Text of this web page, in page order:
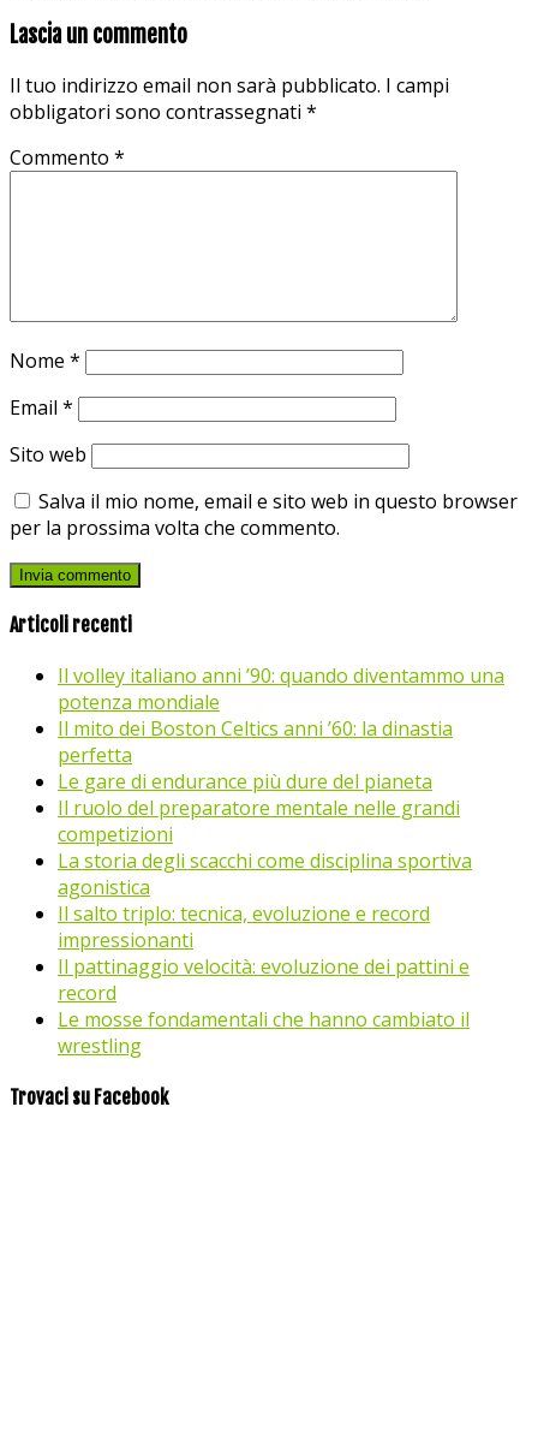
Lascia un commento
Il tuo indirizzo email non sarà pubblicato. I campi
obbligatori sono contrassegnati *
Commento *
Nome *
Email *
Sito web
Salva il mio nome, email e sito web in questo browser
per la prossima volta che commento.
Articoli recenti
Il volley italiano anni ’90: quando diventammo una
potenza mondiale
Il mito dei Boston Celtics anni ’60: la dinastia
perfetta
Le gare di endurance più dure del pianeta
Il ruolo del preparatore mentale nelle grandi
competizioni
La storia degli scacchi come disciplina sportiva
agonistica
Il salto triplo: tecnica, evoluzione e record
impressionanti
Il pattinaggio velocità: evoluzione dei pattini e
record
Le mosse fondamentali che hanno cambiato il
wrestling
Trovaci su Facebook